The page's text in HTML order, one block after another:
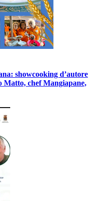
showcooking d’autore
Matto, chef Mangiapane,